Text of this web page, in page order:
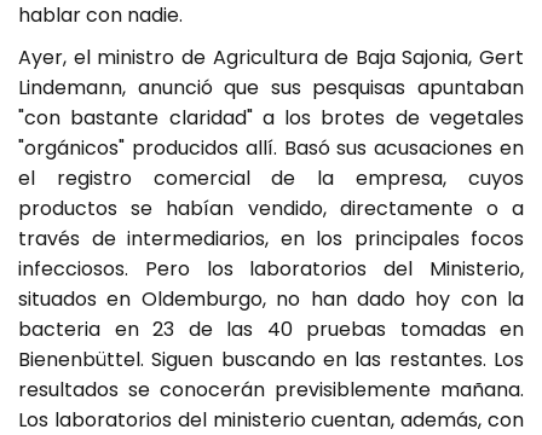
hablar con nadie.
Ayer, el ministro de Agricultura de Baja Sajonia, Gert
Lindemann, anunció que sus pesquisas apuntaban
"con bastante claridad" a los brotes de vegetales
"orgánicos" producidos allí. Basó sus acusaciones en
el registro comercial de la empresa, cuyos
productos se habían vendido, directamente o a
través de intermediarios, en los principales focos
infecciosos. Pero los laboratorios del Ministerio,
situados en Oldemburgo, no han dado hoy con la
bacteria en 23 de las 40 pruebas tomadas en
Bienenbüttel. Siguen buscando en las restantes. Los
resultados se conocerán previsiblemente mañana.
Los laboratorios del ministerio cuentan, además, con